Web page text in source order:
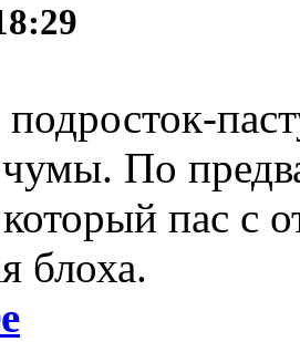
По
пас с
блоха.